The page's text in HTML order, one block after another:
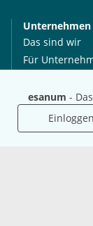
esanum -
Einloggen
Unternehmen
Das sind wir
Für
Mediadaten
Presse
Karriere